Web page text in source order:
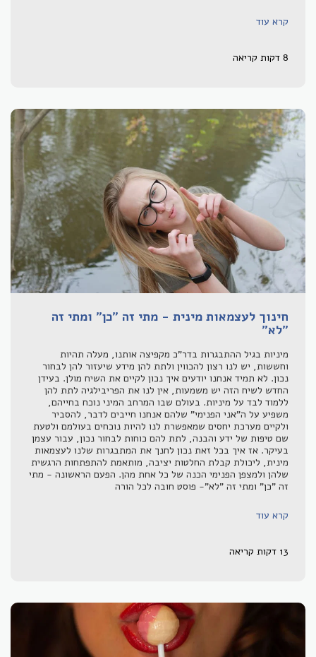
קרא עוד
8 דקות קריאה
חינוך לעצמאות מינית - מתי זה "כן" ומתי זה
"לא"
מיניות בגיל ההתבגרות בדר"כ מקפיצה אותנו, מעלה תהיות
וחששות, יש לנו רצון להכווין ולתת להן מידע שיעזור להן לבחור
נכון. לא תמיד אנחנו יודעים איך נכון לקיים את השיח מולן. בעידן
החדש לשיח הזה יש משמעות, אין לנו את הפריבילגיה לתת להן
ללמוד לבד על מיניות. בעולם שבו המרחב המיני נוכח בחייהם,
משפיע על ה"אני הפנימי" שלהם אנחנו חייבים לדבר, להסביר
ולקיים מערכת יחסים שמאפשרת לנו להיות נוכחים בעולמם ולטעת
שם טיפות של ידע והבנה, לתת להם כוחות לבחור נכון, עבור עצמן
בעיקר. אז איך בכל זאת נכון לחנך את המתבגרות שלנו לעצמאות
מינית, ליכולת קבלת החלטות יציבה, מותאמת להתפתחות הרגשית
שלהן ולמצפן הפנימי הכנה של כל אחת מהן. הפעם הראשונה - מתי
זה "כן" ומתי זה "לא"- פוסט חובה לכל הורה
קרא עוד
13 דקות קריאה